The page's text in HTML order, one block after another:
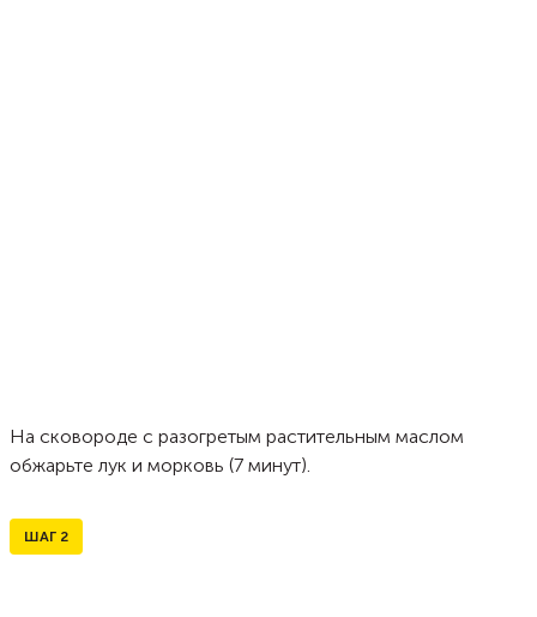
На сковороде с разогретым растительным маслом
обжарьте лук и морковь (7 минут).
ШАГ 2